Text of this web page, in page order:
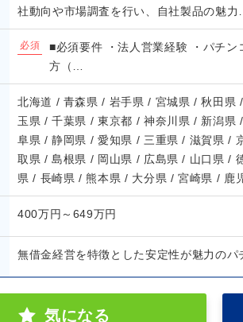
社動向や市場調査を行い、自社製品の魅力…
必須
■必須要件 ・法人営業経験 ・パチ
方（…
北海道 / 青森県 / 岩手県 / 宮城県 / 秋田
玉県 / 千葉県 / 東京都 / 神奈川県 / 新潟
阜県 / 静岡県 / 愛知県 / 三重県 / 滋賀県 /
取県 / 島根県 / 岡山県 / 広島県 / 山口県 /
県 / 長崎県 / 熊本県 / 大分県 / 宮崎県 / 鹿
400万円～649万円
無借金経営を特徴とした安定性が魅力の
気になる